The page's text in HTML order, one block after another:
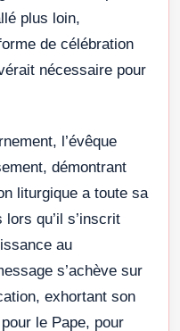
plus loin,
de célébration
nécessaire pour
l’évêque
démontrant
liturgique a toute sa
qu’il s’inscrit
au
s’achève sur
exhortant son
le Pape, pour